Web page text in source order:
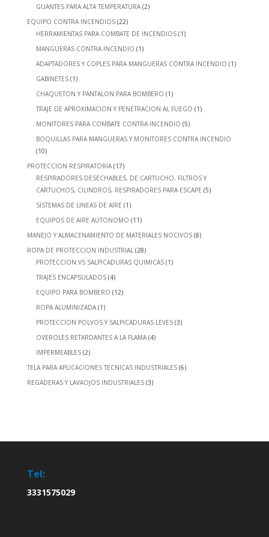
GUANTES PARA ALTA TEMPERATURA (2)
EQUIPO CONTRA INCENDIOS (22)
HERRAMIENTAS PARA COMBATE DE INCENDIOS (1)
MANGUERAS CONTRA INCENDIO (1)
ADAPTADORES Y COPLES PARA MANGUERAS CONTRA INCENDIO (1)
GABINETES (1)
CHAQUETON Y PANTALON PARA BOMBERO (1)
TRAJE DE APROXIMACION Y PENETRACION AL FUEGO (1)
MONITORES PARA COMBATE CONTRA INCENDIO (5)
BOQUILLAS PARA MANGUERAS Y MONITORES CONTRA INCENDIO
(10)
PROTECCION RESPIRATORIA (17)
RESPIRADORES DESECHABLES, DE CARTUCHO, FILTROS Y
CARTUCHOS, CILINDROS, RESPIRADORES PARA ESCAPE (5)
SISTEMAS DE LINEAS DE AIRE (1)
EQUIPOS DE AIRE AUTONOMO (11)
MANEJO Y ALMACENAMIENTO DE MATERIALES NOCIVOS (8)
ROPA DE PROTECCION INDUSTRIAL (28)
PROTECCION VS SALPICADURAS QUIMICAS (1)
TRAJES ENCAPSULADOS (4)
EQUIPO PARA BOMBERO (12)
ROPA ALUMINIZADA (1)
PROTECCION POLVOS Y SALPICADURAS LEVES (3)
OVEROLES RETARDANTES A LA FLAMA (4)
IMPERMEABLES (2)
TELA PARA APLICACIONES TECNICAS INDUSTRIALES (6)
REGADERAS Y LAVAOJOS INDUSTRIALES (3)
Tel:
3331575029